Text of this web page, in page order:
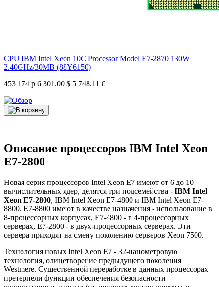
CPU IBM Intel Xeon 10C Processor Model E7-2870 130W
2.40GHz/30MB (88Y6150)
453 174 р 6 301.00 $ 5 748.11 €
Описание процессоров IBM Intel Xeon
E7-2800
Новая серия процессоров Intel Xeon E7 имеют от 6 до 10
вычислительных ядер, делятся три подсемейства - IBM Intel
Xeon E7-2800, IBM Intel Xeon E7-4800 и IBM Intel Xeon E7-
8800. E7-8800 имеют в качестве назначения - использование в
8-процессорных корпусах, E7-4800 - в 4-процессорных
серверах, E7-2800 - в двух-процессорных серверах. Эти
сервера приходят на смену поколению серверов Xeon 7500.
Технология новых Intel Xeon E7 - 32-нанометровую
технология, олицетворение предыдущего поколения
Westmere. Существенной переработке в данных процессорах
претерпели функции обеспечения безопасности